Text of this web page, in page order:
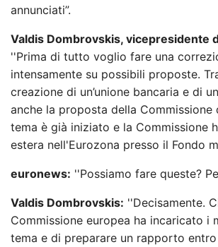
annunciati”.
Valdis Dombrovskis, vicepresidente
''Prima di tutto voglio fare una
intensamente su possibili proposte.
creazione di un’unione bancaria e di
anche la proposta della
tema è già iniziato e la Commissione
estera nell'Eurozona presso il Fondo
euronews: ''Possiamo fare queste?
Valdis Dombrovskis: ''Decisamente.
Commissione europea ha incaricato i
tema e di preparare un rapporto